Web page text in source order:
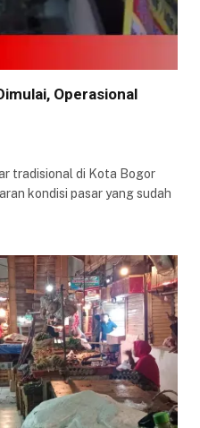
Operasional
tradisional di Kota Bogor
kondisi pasar yang sudah